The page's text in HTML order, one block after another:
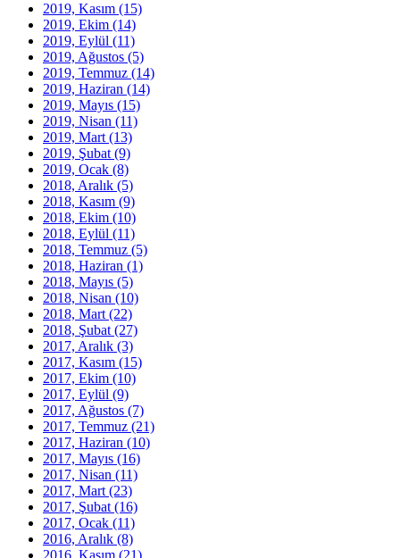
2019, Kasım (15)
2019, Ekim (14)
2019, Eylül (11)
2019, Ağustos (5)
2019, Temmuz (14)
2019, Haziran (14)
2019, Mayıs (15)
2019, Nisan (11)
2019, Mart (13)
2019, Şubat (9)
2019, Ocak (8)
2018, Aralık (5)
2018, Kasım (9)
2018, Ekim (10)
2018, Eylül (11)
2018, Temmuz (5)
2018, Haziran (1)
2018, Mayıs (5)
2018, Nisan (10)
2018, Mart (22)
2018, Şubat (27)
2017, Aralık (3)
2017, Kasım (15)
2017, Ekim (10)
2017, Eylül (9)
2017, Ağustos (7)
2017, Temmuz (21)
2017, Haziran (10)
2017, Mayıs (16)
2017, Nisan (11)
2017, Mart (23)
2017, Şubat (16)
2017, Ocak (11)
2016, Aralık (8)
2016, Kasım (21)